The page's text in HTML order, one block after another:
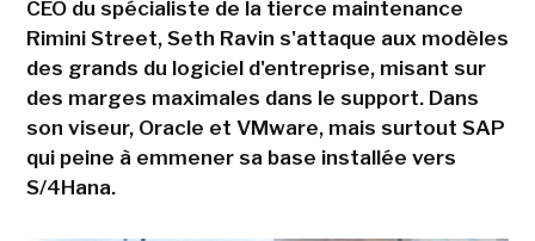
CEO du spécialiste de la tierce maintenance
Rimini Street, Seth Ravin s'attaque aux modèles
des grands du logiciel d'entreprise, misant sur
des marges maximales dans le support. Dans
son viseur, Oracle et VMware, mais surtout SAP
qui peine à emmener sa base installée vers
S/4Hana.